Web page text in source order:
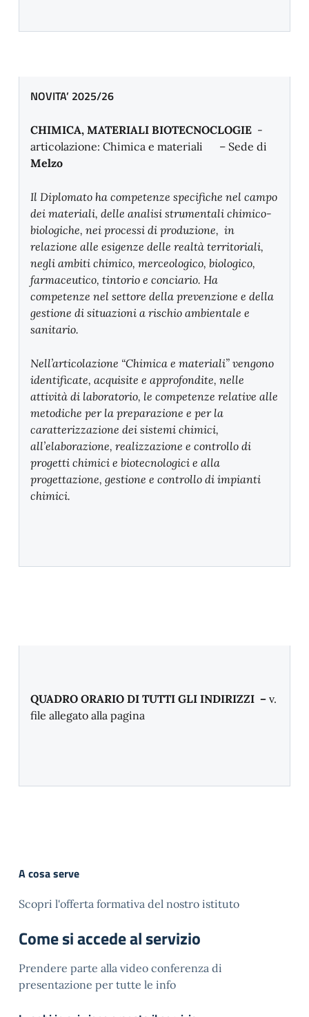
NOVITA’ 2025/26
CHIMICA, MATERIALI BIOTECNOCLOGIE -
articolazione: Chimica e materiali – Sede di
Melzo
Il Diplomato ha competenze specifiche nel campo
dei materiali, delle analisi strumentali chimico-
biologiche, nei processi di produzione, in
relazione alle esigenze delle realtà territoriali,
negli ambiti chimico, merceologico, biologico,
farmaceutico, tintorio e conciario. Ha
competenze nel settore della prevenzione e della
gestione di situazioni a rischio ambientale e
sanitario.
Nell’articolazione “Chimica e materiali” vengono
identificate, acquisite e approfondite, nelle
attività di laboratorio, le competenze relative alle
metodiche per la preparazione e per la
caratterizzazione dei sistemi chimici,
all’elaborazione, realizzazione e controllo di
progetti chimici e biotecnologici e alla
progettazione, gestione e controllo di impianti
chimici.
QUADRO ORARIO DI TUTTI GLI INDIRIZZI – v.
file allegato alla pagina
A cosa serve
Scopri l'offerta formativa del nostro istituto
Come si accede al servizio
Prendere parte alla video conferenza di
presentazione per tutte le info